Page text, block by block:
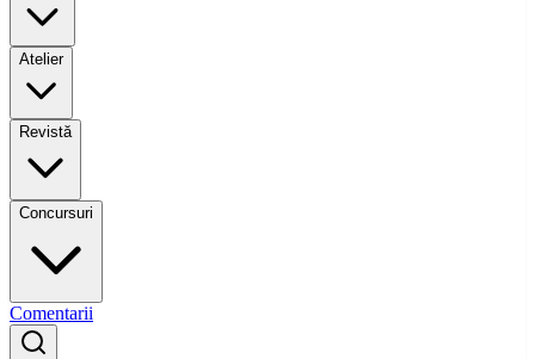
Atelier
Revistă
Concursuri
Comentarii